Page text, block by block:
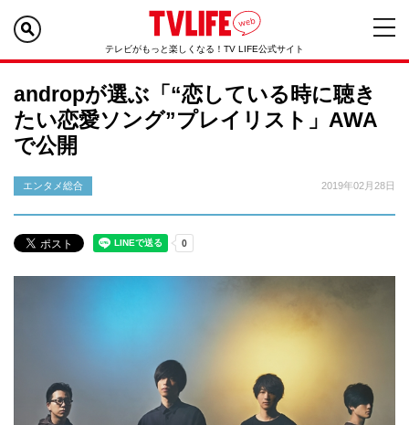
テレビがもっと楽しくなる！TV LIFE公式サイト
andropが選ぶ「“恋している時に聴き
たい恋愛ソング”プレイリスト」AWA
で公開
エンタメ総合 2019年02月28日